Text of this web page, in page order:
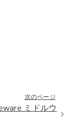
次のページ
ミドルウ